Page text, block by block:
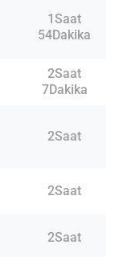
1Saat
54Dakika
2Saat
7Dakika
2Saat
2Saat
2Saat